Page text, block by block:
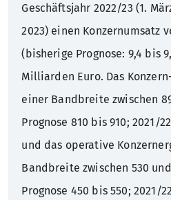
Geschäftsjahr 2022/23 (1.
2023) einen Konzernumsatz
(bisherige Prognose: 9,4 bis
Milliarden Euro. Das
einer Bandbreite zwischen
Prognose 810 bis 910; 2021/
und das operative
Bandbreite zwischen 530
Prognose 450 bis 550; 2021/